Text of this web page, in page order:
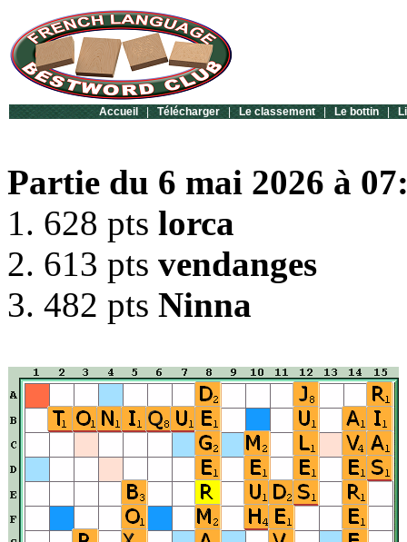
Accueil | Télécharger | Le classement | Le bottin |
Partie du 6 mai 2026 à
1. 628 pts lorca
2. 613 pts vendanges
3. 482 pts Ninna